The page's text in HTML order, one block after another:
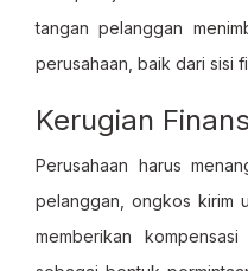
tangan pelanggan
perusahaan, baik dari sisi
Kerugian
Perusahaan harus
pelanggan, ongkos kirim
memberikan